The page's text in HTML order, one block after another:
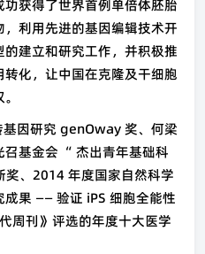
获得了世界首例单倍体胚胎
利用先进的基因编辑技术开
建立和研究工作，并积极推
化，让中国在克隆及干细胞
因研究 genOway 奖、何梁
基金会 “ 杰出青年基础科
、2014 年度国家自然科学
果 —— 验证 iPS 细胞全能性
周刊》评选的年度十大医学